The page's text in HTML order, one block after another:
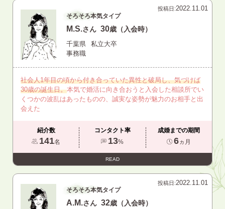
投稿日:2022.11.01
そろそろ本気タイプ
M.S.さん 30歳（入会時）
千葉県
私立大卒
事務職
社会人1年目の頃から付き合っていた異性と破局し、気づけば
30歳の誕生日。本気で婚活に向き合おうと入会した相談所でい
くつかの波乱はあったものの、誠実な姿勢が魅力のお相手と出
会えた
紹介数
141名
コンタクト率
13%
成婚までの期間
6ヵ月
READ
投稿日:2022.11.01
そろそろ本気タイプ
A.M.さん 32歳（入会時）